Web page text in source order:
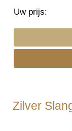
Uw prijs:
Zilver